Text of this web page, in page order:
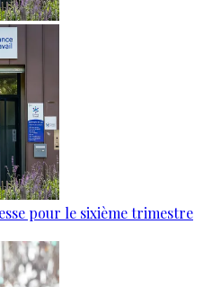
pour le sixième trimestre